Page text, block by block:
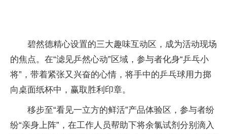
碧然德精心设置的三大趣味互动区，成为活动现场
的焦点。在“滤见乒然心动”区域，参与者化身“乒乓小
将”，带着紧张又兴奋的心情，将手中的乒乓球用力掷
向桌面纸杯中，赢取胜利印章。
移步至“看见一立方的鲜活”产品体验区，参与者纷
纷“亲身上阵”，在工作人员帮助下将余氯试剂分别滴入